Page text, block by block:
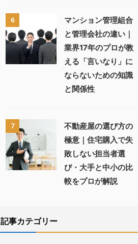
6
マンション管理組合
と管理会社の違い｜
業界17年のプロが教
える「言いなり」に
ならないための知識
と関係性
7
不動産屋の選び方の
極意｜住宅購入で失
敗しない担当者選
び・大手と中小の比
較をプロが解説
記事カテゴリー